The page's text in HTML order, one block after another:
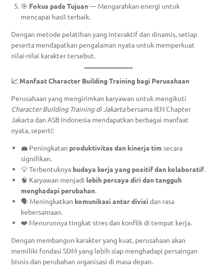
🎯 Fokus pada Tujuan— Mengarahkan energi untuk
mencapai hasil terbaik.
Dengan metode pelatihan yang interaktif dan dinamis, setiap
peserta mendapatkan pengalaman nyata untuk memperkuat
nilai-nilai karakter tersebut.
📈 Manfaat Character Building Training bagi Perusahaan
Perusahaan yang mengirimkan karyawan untuk mengikuti
Character Building Training di Jakartabersama IEN Chapter
Jakarta dan ASB Indonesia mendapatkan berbagai manfaat
nyata, seperti:
💼 Peningkatan produktivitas dan kinerja tim secara
signifikan.
💡 Terbentuknya budaya kerja yang positif dan kolaboratif.
🧠 Karyawan menjadi lebih percaya diri dan tangguh
menghadapi perubahan.
🗣️ Meningkatkan komunikasi antar divisi dan rasa
kebersamaan.
❤️ Menurunnya tingkat stres dan konflik di tempat kerja.
Dengan membangun karakter yang kuat, perusahaan akan
memiliki fondasi SDM yang lebih siap menghadapi persaingan
bisnis dan perubahan organisasi di masa depan.